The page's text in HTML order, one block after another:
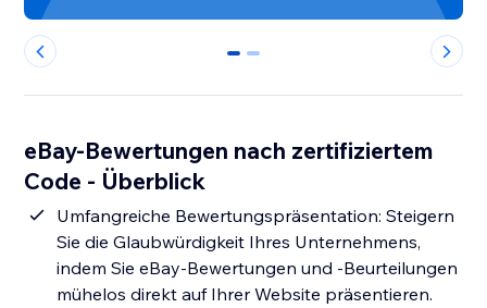
0 1
eBay-Bewertungen nach zertifiziertem
Code - Überblick
Umfangreiche Bewertungspräsentation: Steigern
Sie die Glaubwürdigkeit Ihres Unternehmens,
indem Sie eBay-Bewertungen und -Beurteilungen
mühelos direkt auf Ihrer Website präsentieren.